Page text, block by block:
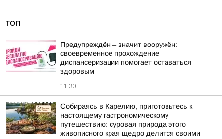
ТОП
Предупреждён – значит вооружён:
своевременное прохождение
диспансеризации помогает оставаться
здоровым
11:30
Собираясь в Карелию, приготовьтесь к
настоящему гастрономическому
путешествию: суровая природа этого
живописного края щедро делится своими